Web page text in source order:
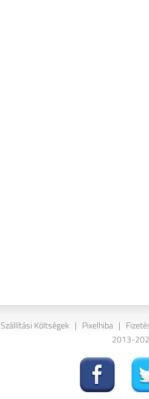
Szállítási Költségek | Pixelhiba |
2013-